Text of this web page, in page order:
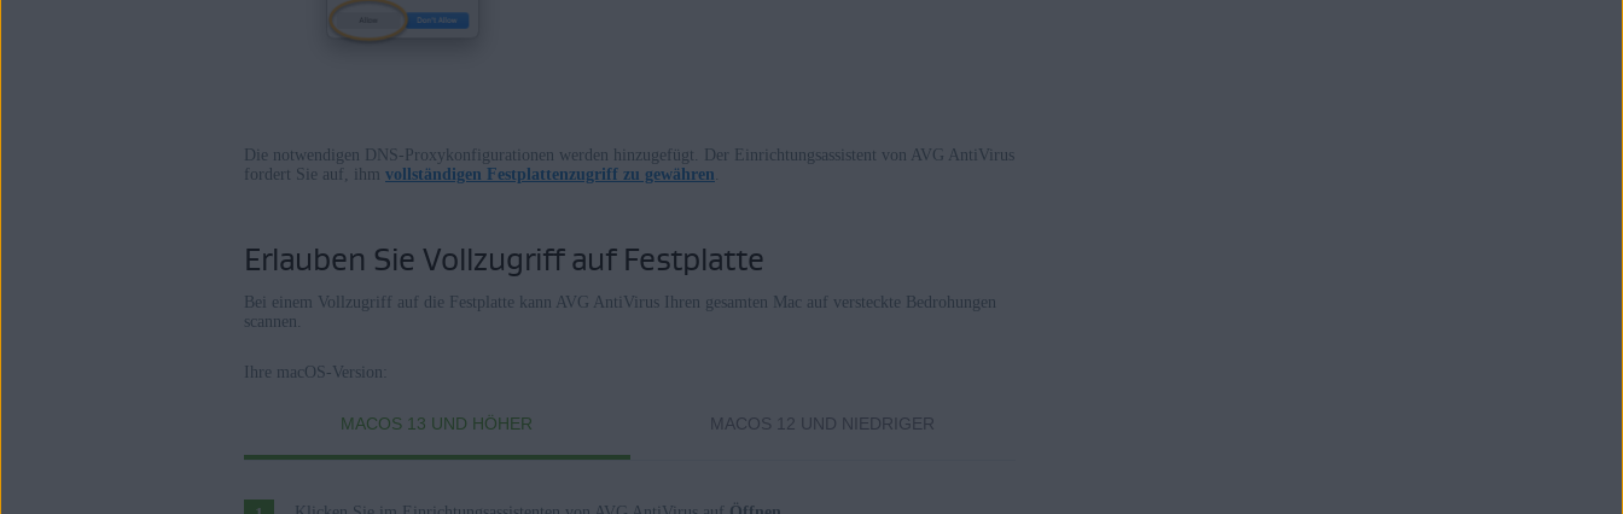
Die notwendigen DNS-Proxykonfigurationen werden hinzugefügt. Der Einrichtungsassistent von AVG AntiVirus
fordert Sie auf, ihm vollständigen Festplattenzugriff zu gewähren.
Erlauben Sie Vollzugriff auf Festplatte
Bei einem Vollzugriff auf die Festplatte kann AVG AntiVirus Ihren gesamten Mac auf versteckte Bedrohungen
scannen.
Ihre macOS-Version:
MACOS 13 UND HÖHER MACOS 12 UND NIEDRIGER